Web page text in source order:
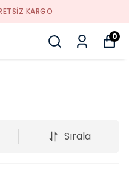
KARGO
0
Sırala